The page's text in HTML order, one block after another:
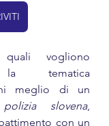
vogliono
la tematica
meglio di un
polizia slovena,
con un